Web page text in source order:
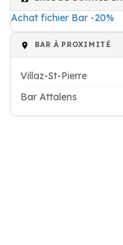
Achat fichier Bar -20%
BAR À PROXIMITÉ
Villaz-St-Pierre
Bar Attalens